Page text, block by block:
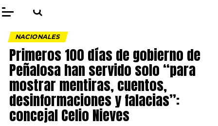
NACIONALES
Primeros 100 días de gobierno de
Peñalosa han servido solo “para
mostrar mentiras, cuentos,
desinformaciones y falacias”:
concejal Celio Nieves